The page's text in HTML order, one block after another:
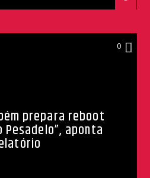
0
prepara reboot
Pesadelo”, aponta